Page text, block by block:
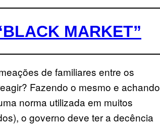
MARKET”
de familiares entre os
Fazendo o mesmo e achando
norma utilizada em muitos
o governo deve ter a decência